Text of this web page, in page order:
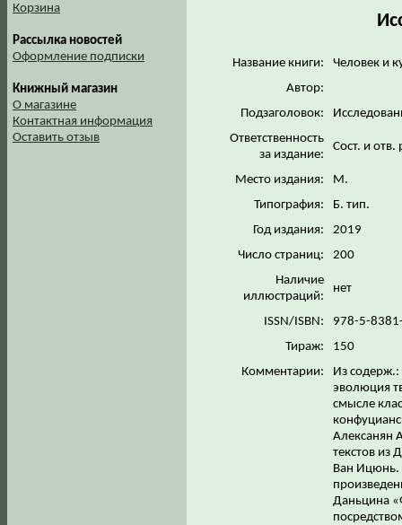
Корзина
Рассылка новостей
Оформление подписки
Книжный магазин
О магазине
Контактная информация
Оставить отзыв
Название книги:
Человек и
Автор:
Подзаголовок:
Ответственность
за издание:
Сост. и
Место издания:
М.
Типография:
Б. тип.
Год издания:
2019
Число страниц:
200
Наличие
иллюстраций:
нет
ISSN/ISBN:
978-5-
Тираж:
150
Комментарии:
Из
эволюция
смысле
Алексанян
текстов из
Ван Ицюнь.
Даньцина